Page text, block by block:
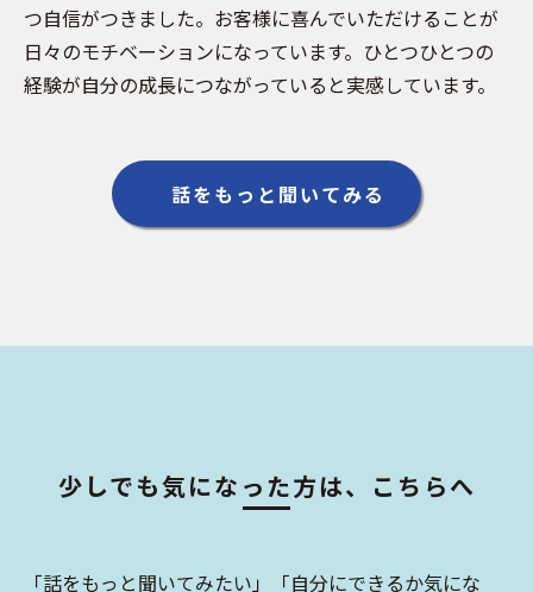
つ自信がつきました。お客様に喜んでいただけることが
日々のモチベーションになっています。ひとつひとつの
経験が自分の成長につながっていると実感しています。
話をもっと聞いてみる
少しでも気になった方は、こちらへ
「話をもっと聞いてみたい」「自分にできるか気にな